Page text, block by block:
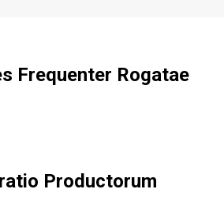
Frequenter Rogatae
Productorum